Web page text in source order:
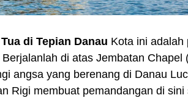
di Tepian Danau Kota ini adalah
di atas Jembatan Chapel
angsa yang berenang di Danau
Rigi membuat pemandangan di sini